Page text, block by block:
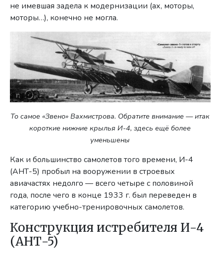
не имевшая задела к модернизации (ах, моторы,
моторы…), конечно не могла.
То самое «Звено» Вахмистрова. Обратите внимание — итак
короткие нижние крылья И-4, здесь ещё более
уменьшены
Как и большинство самолетов того времени, И-4
(АНТ-5) пробыл на вооружении в строевых
авиачастях недолго — всего четыре с половиной
года, после чего в конце 1933 г. был переведен в
категорию учебно-тренировочных самолетов.
Конструкция истребителя И-4
(АНТ-5)